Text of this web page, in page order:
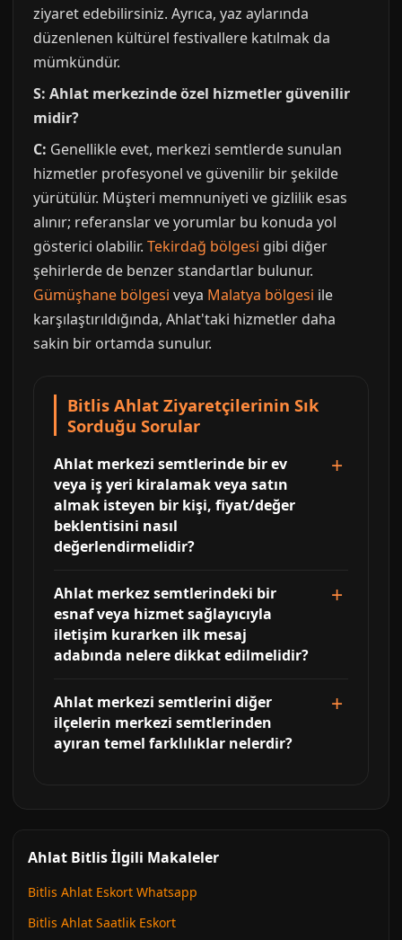
ziyaret edebilirsiniz. Ayrıca, yaz aylarında
düzenlenen kültürel festivallere katılmak da
mümkündür.
S: Ahlat merkezinde özel hizmetler güvenilir
midir?
C: Genellikle evet, merkezi semtlerde sunulan
hizmetler profesyonel ve güvenilir bir şekilde
yürütülür. Müşteri memnuniyeti ve gizlilik esas
alınır; referanslar ve yorumlar bu konuda yol
gösterici olabilir. Tekirdağ bölgesi gibi diğer
şehirlerde de benzer standartlar bulunur.
Gümüşhane bölgesi veya Malatya bölgesi ile
karşılaştırıldığında, Ahlat'taki hizmetler daha
sakin bir ortamda sunulur.
Bitlis Ahlat Ziyaretçilerinin Sık
Sorduğu Sorular
Ahlat merkezi semtlerinde bir ev
veya iş yeri kiralamak veya satın
almak isteyen bir kişi, fiyat/değer
beklentisini nasıl
değerlendirmelidir?
Ahlat merkez semtlerindeki bir
esnaf veya hizmet sağlayıcıyla
iletişim kurarken ilk mesaj
adabında nelere dikkat edilmelidir?
Ahlat merkezi semtlerini diğer
ilçelerin merkezi semtlerinden
ayıran temel farklılıklar nelerdir?
Ahlat Bitlis İlgili Makaleler
Bitlis Ahlat Eskort Whatsapp
Bitlis Ahlat Saatlik Eskort